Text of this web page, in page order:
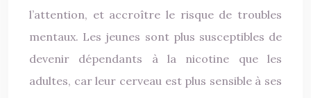
l’attention, et accroître le risque de troubles
mentaux. Les jeunes sont plus susceptibles de
devenir dépendants à la nicotine que les
adultes, car leur cerveau est plus sensible à ses